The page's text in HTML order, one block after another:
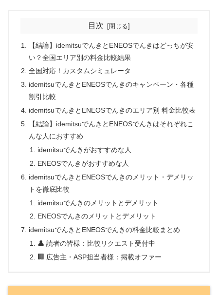
目次
【結論】idemitsuでんきとENEOSでんきはどっちが安
い？全国エリア別の料金比較結果
全国対応！カスタムシミュレータ
idemitsuでんきとENEOSでんきのキャンペーン・各種
割引比較
idemitsuでんきとENEOSでんきのエリア別 料金比較表
【結論】idemitsuでんきとENEOSでんきはそれぞれこ
んな人におすすめ
idemitsuでんきがおすすめな人
ENEOSでんきがおすすめな人
idemitsuでんきとENEOSでんきのメリット・デメリッ
トを徹底比較
idemitsuでんきのメリットとデメリット
ENEOSでんきのメリットとデメリット
idemitsuでんきとENEOSでんきの料金比較まとめ
👤 読者の皆様：比較リクエスト受付中
🏢 広告主・ASP担当者様：掲載オファー